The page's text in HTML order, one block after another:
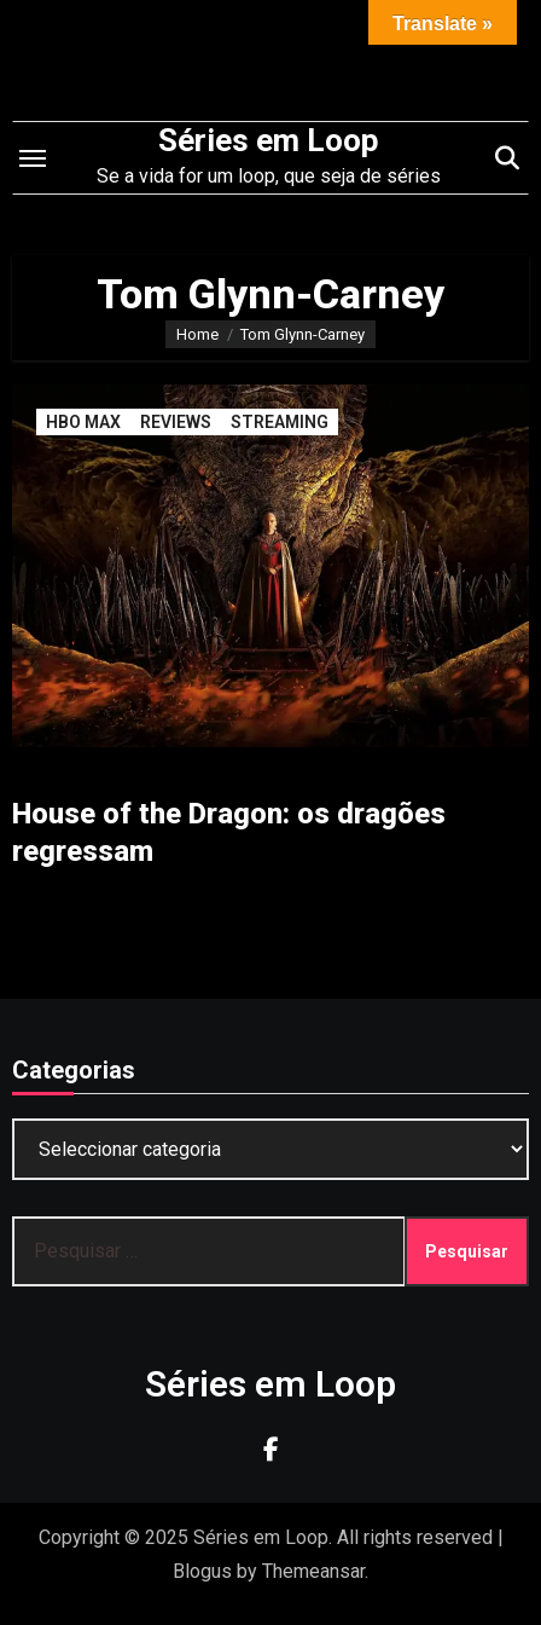
conteúdo
Séries em Loop
Se a vida for um loop, que seja de séries
Tom Glynn-Carney
Home Tom Glynn-Carney
HBO MAX REVIEWS STREAMING
House of the Dragon: os dragões
regressam
Categorias
por:
Séries em Loop
Copyright © 2025 Séries em Loop. All rights reserved |
Blogus by Themeansar.
Translate »